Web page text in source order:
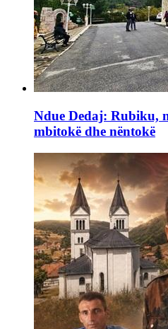
Ndue Dedaj: Rubiku,
mbitokë dhe nëntokë